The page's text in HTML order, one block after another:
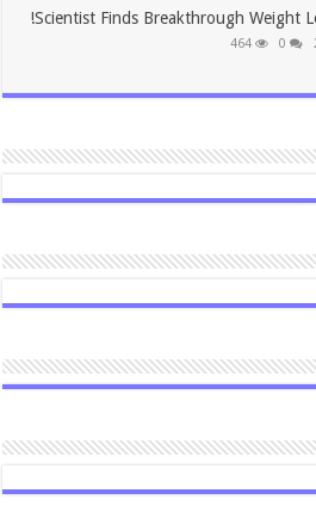
Scientist Finds Breakthrough Weight
0
464